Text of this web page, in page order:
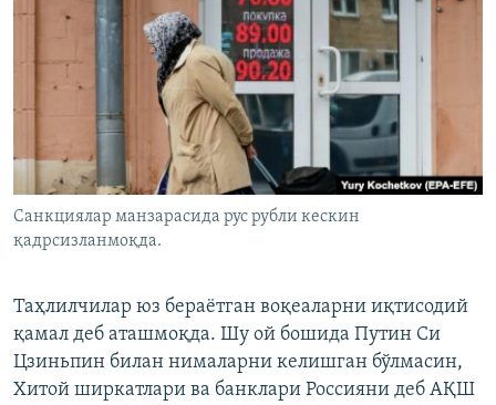
Санкциялар манзарасида рус рубли кескин
қадрсизланмоқда.
Таҳлилчилар юз бераётган воқеаларни иқтисодий
қамал деб аташмоқда. Шу ой бошида Путин Си
Цзиньпин билан нималарни келишган бўлмасин,
Хитой ширкатлари ва банклари Россияни деб АҚШ